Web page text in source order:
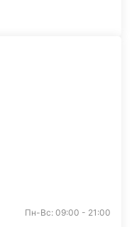
Пн-Вс: 09:00 - 21:00